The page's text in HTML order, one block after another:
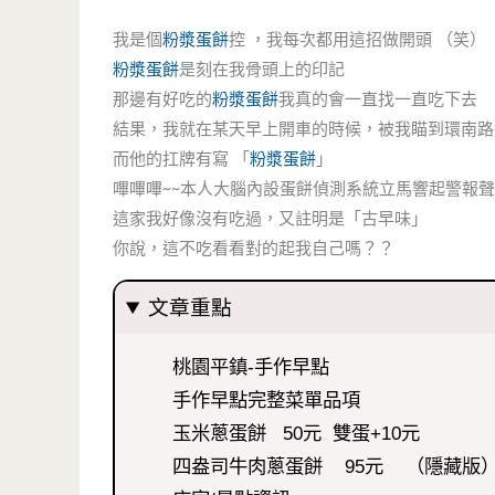
我是個粉漿蛋餅控 ，我每次都用這招做開頭 （笑）
粉漿蛋餅是刻在我骨頭上的印記
那邊有好吃的粉漿蛋餅我真的會一直找一直吃下去
結果，我就在某天早上開車的時候，被我瞄到環南
而他的扛牌有寫 「粉漿蛋餅」
嗶嗶嗶~~本人大腦內設蛋餅偵測系統立馬響起警報聲
這家我好像沒有吃過，又註明是「古早味」
你說，這不吃看看對的起我自己嗎？？
文章重點
桃園平鎮-手作早點
手作早點完整菜單品項
玉米蔥蛋餅 50元 雙蛋+10元
四盎司牛肉蔥蛋餅 95元 （隱藏版）